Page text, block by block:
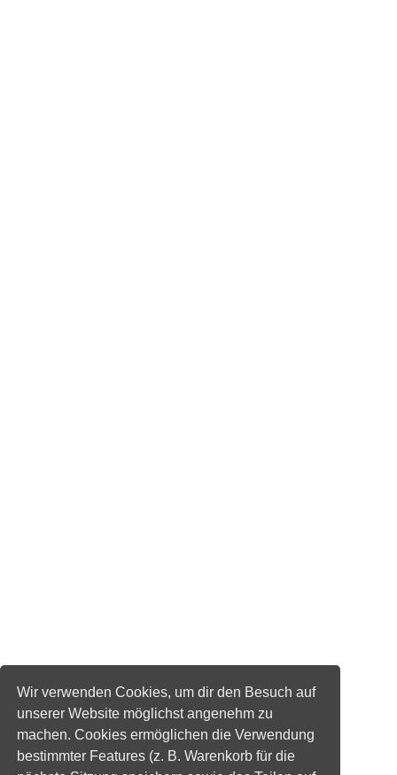
Wir verwenden Cookies, um dir den Besuch auf
unserer Website möglichst angenehm zu
machen. Cookies ermöglichen die Verwendung
bestimmter Features (z. B. Warenkorb für die